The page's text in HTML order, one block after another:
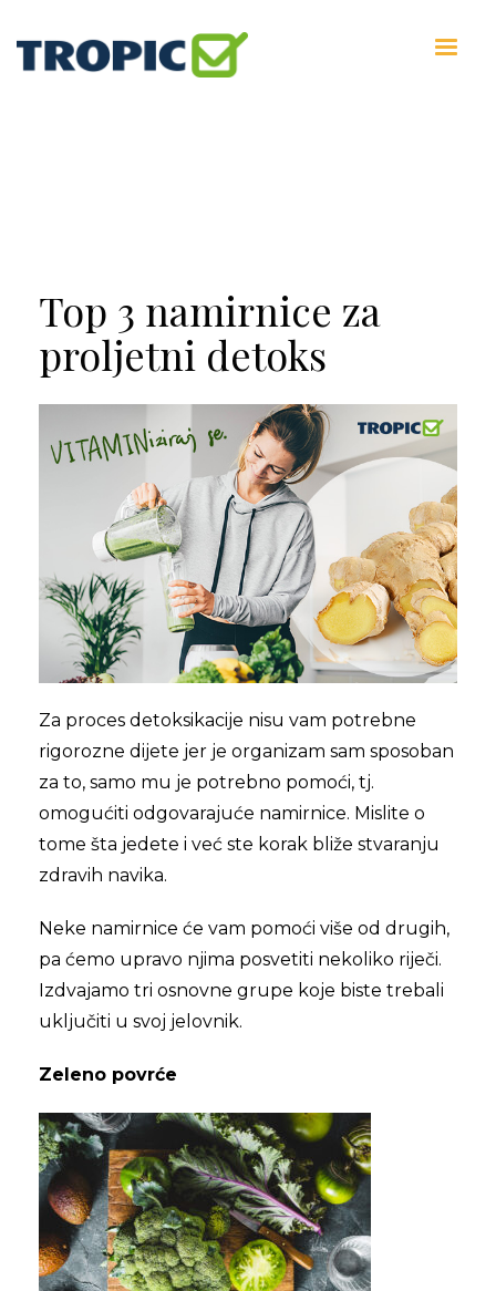
Top 3 namirnice za
proljetni detoks
Za proces detoksikacije nisu vam potrebne
rigorozne dijete jer je organizam sam sposoban
za to, samo mu je potrebno pomoći, tj.
omogućiti odgovarajuće namirnice. Mislite o
tome šta jedete i već ste korak bliže stvaranju
zdravih navika.
Neke namirnice će vam pomoći više od drugih,
pa ćemo upravo njima posvetiti nekoliko riječi.
Izdvajamo tri osnovne grupe koje biste trebali
uključiti u svoj jelovnik.
Zeleno povrće